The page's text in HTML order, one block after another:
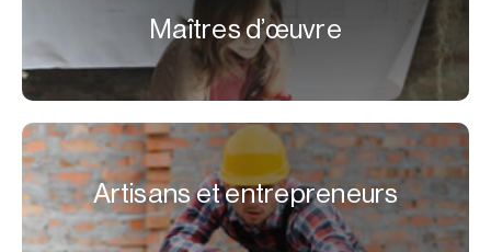
Maîtres d’œuvre
Artisans et entrepreneurs